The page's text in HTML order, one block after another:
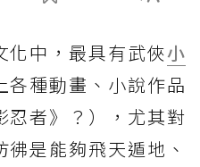
化中，最具有武俠小
各種動畫、小說作品
忍者》？），尤其對
是能夠飛天遁地、